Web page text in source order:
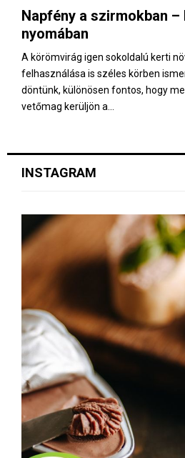
Napfény a szirmokban
nyomában
A körömvirág igen sokoldalú kerti
felhasználása is széles körben
döntünk, különösen fontos, hogy
vetőmag kerüljön a...
INSTAGRAM